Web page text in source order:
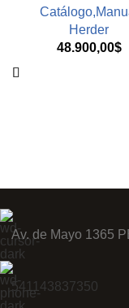
Herder
48.900,00$
Av. de Mayo 1365
541143837350